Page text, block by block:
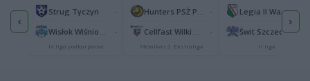
‹
Podbeskidzie Bielsko-Biała2
2
Strug Tyczyn
IV liga podkarpacka Metalkas 2. Ekstraliga
Legia II Warszawa
Świt Szczecin
II liga
›